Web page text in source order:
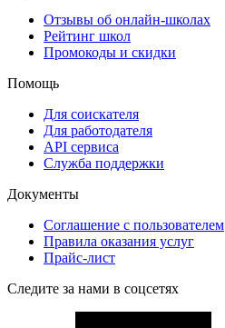
Отзывы об онлайн-школах
Рейтинг школ
Промокоды и скидки
Помощь
Для соискателя
Для работодателя
API сервиса
Служба поддержки
Документы
Соглашение с пользователем
Правила оказания услуг
Прайс-лист
Следите за нами в соцсетях